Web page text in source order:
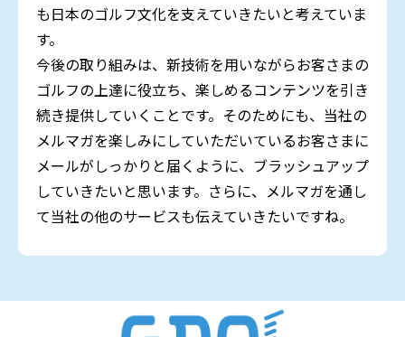
も日本のゴルフ文化を支えていきたいと考えていま
す。
今後の取り組みは、新技術を用いながらお客さまの
ゴルフの上達に役立ち、楽しめるコンテンツを引き
続き提供していくことです。そのためにも、当社の
メルマガを楽しみにしていただいているお客さまに
メールがしっかりと届くように、ブラッシュアップ
していきたいと思います。さらに、メルマガを通し
て当社の他のサービスも伝えていきたいですね。